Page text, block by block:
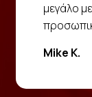
μεγάλο
Mike K.